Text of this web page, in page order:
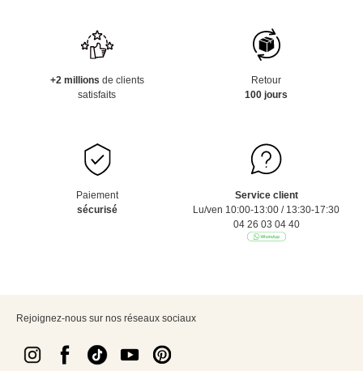
+2 millions de clients
satisfaits
Retour
100 jours
Paiement
sécurisé
Service client
Lu/ven 10:00-13:00 / 13:30-17:30
04 26 03 04 40
Rejoignez-nous sur nos réseaux sociaux